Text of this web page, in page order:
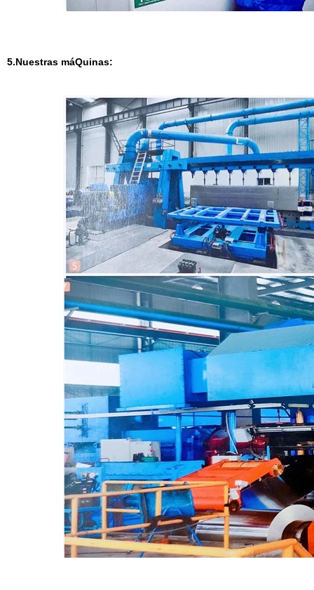
5.Nuestras máQuinas: